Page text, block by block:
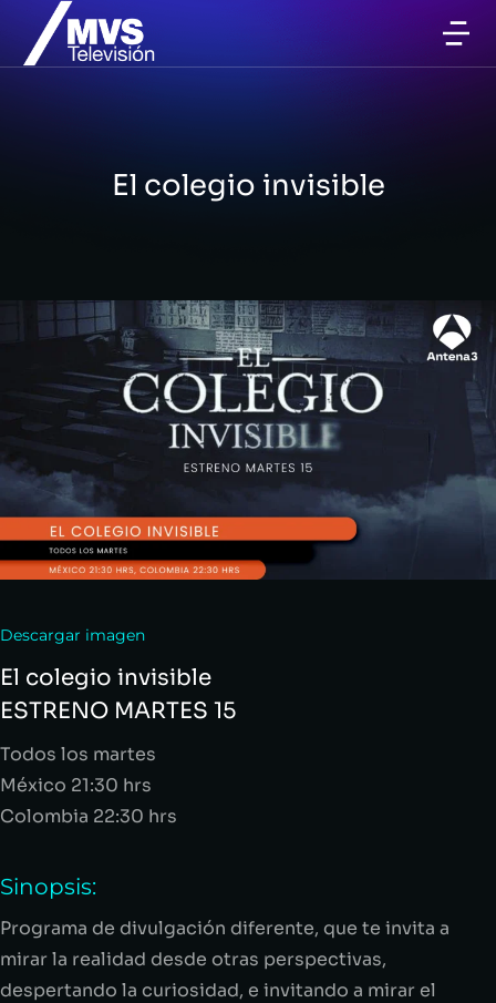
El colegio invisible
Descargar imagen
El colegio invisible
ESTRENO MARTES 15
Todos los martes
México 21:30 hrs
Colombia 22:30 hrs
Sinopsis:
Programa de divulgación diferente, que te invita a
mirar la realidad desde otras perspectivas,
despertando la curiosidad, e invitando a mirar el